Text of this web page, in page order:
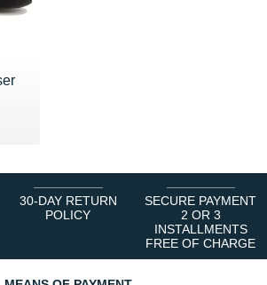
30-DAY RETURN
POLICY
SECURE PAYMENT
2 OR 3
INSTALLMENTS
FREE OF CHARGE